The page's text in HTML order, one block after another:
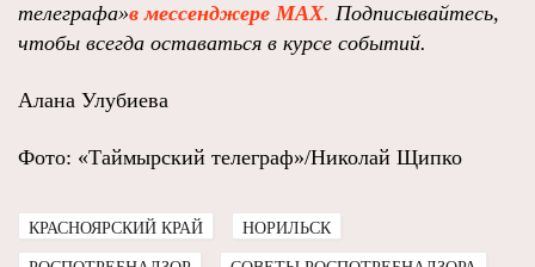
телеграфа»в мессенджере MAX. Подписывайтесь,
чтобы всегда оставаться в курсе событий.
Алана Улубиева
Фото: «Таймырский телеграф»/Николай Щипко
КРАСНОЯРСКИЙ КРАЙ НОРИЛЬСК